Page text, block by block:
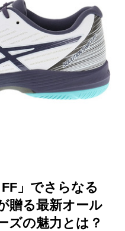
FF」でさらなる
贈る最新オール
ズの魅力とは？